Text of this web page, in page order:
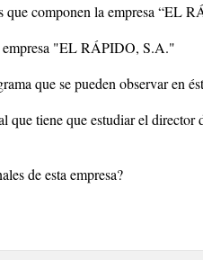
que componen la empresa “EL
empresa "EL RÁPIDO, S.A."
que se pueden observar en
que tiene que estudiar el
de esta empresa?